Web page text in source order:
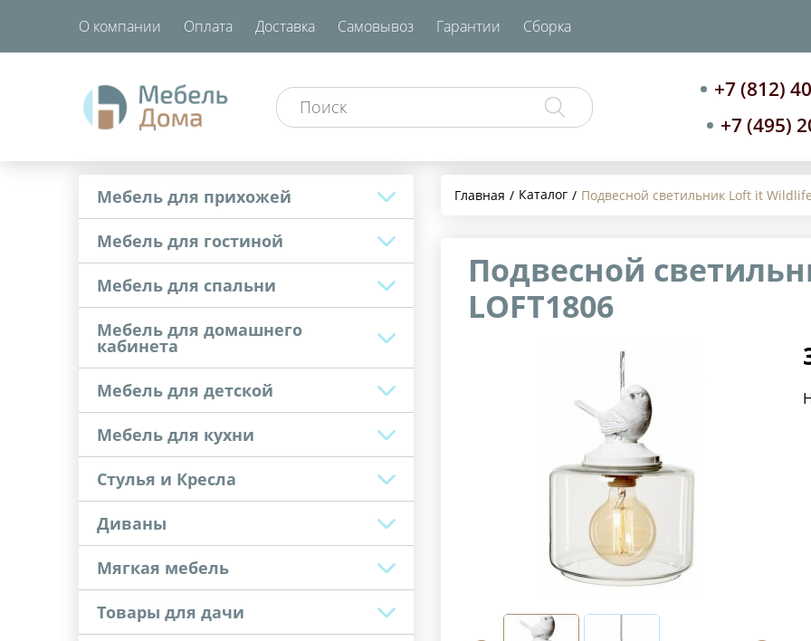
О компании Оплата Доставка Самовывоз Гарантии Сборка
+7 (812)
+7 (495)
Мебель для прихожей
Мебель для гостиной
Мебель для спальни
Мебель для домашнего
кабинета
Мебель для детской
Мебель для кухни
Стулья и Кресла
Диваны
Мягкая мебель
Товары для дачи
Главная Каталог Подвесной светильник Loft it
Подвесной
LOFT1806